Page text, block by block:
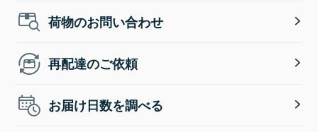
荷物のお問い合わせ
再配達のご依頼
お届け日数を調べる